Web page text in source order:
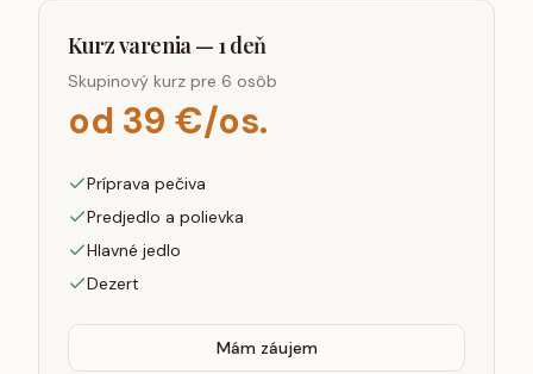
Kurz varenia — 1 deň
Skupinový kurz pre 6 osôb
od 39 €/os.
Príprava pečiva
Predjedlo a polievka
Hlavné jedlo
Dezert
Mám záujem